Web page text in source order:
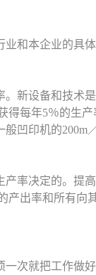
和本企业的具
新设备和技术
每年5％的生
凹印机的200m
率决定的。提
出率和所有向
次就把工作做